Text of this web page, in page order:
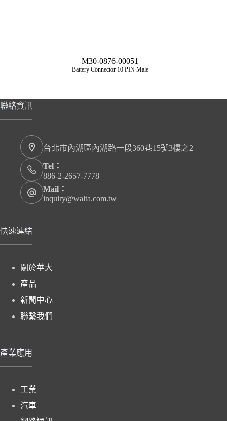
M30-0876-00051
Battery Connector 10 PIN Male
聯絡資訊
台北市內湖區內湖路一段360巷15號3樓之2
Tel：
886-2-2657-7778
Mail：
inquiry@walta.com.tw
快速連結
關於華大
產品
新聞中心
聯繫我們
產業應用
工業
汽車